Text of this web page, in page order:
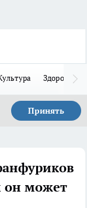
Здоровье
Принять
он может